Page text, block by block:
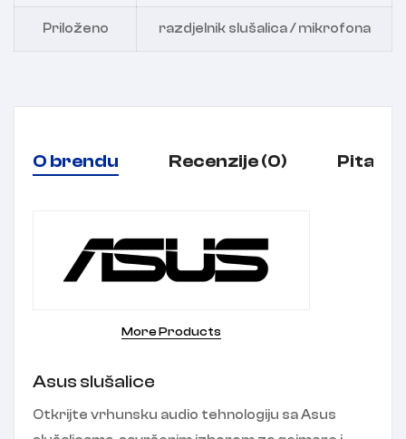
Priloženo razdjelnik slušalica / mikrofona
O brendu Recenzije (0) Pitanja
More Products
Asus slušalice
Otkrijte vrhunsku audio tehnologiju sa Asus